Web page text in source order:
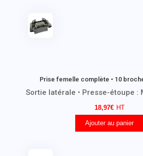
Prise femelle complète • 10
Sortie latérale • Presse-étoupe :
18,97€
Ajouter au panier